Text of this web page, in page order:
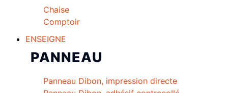
Chaise
Comptoir
ENSEIGNE
PANNEAU
Panneau Dibon, impression directe